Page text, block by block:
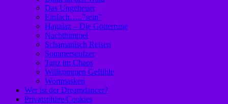
Das Ungeheuer
Einfach…..”sein”
Hagalaz – Die Götterrune
Nachthimmel
Schamanisch Reisen
Sommerseufzer
Tanz im Chaos
Willkommen Gefühle
Wortmasken
Wer ist der Dreamdancer?
Privatsphäre/Cookies